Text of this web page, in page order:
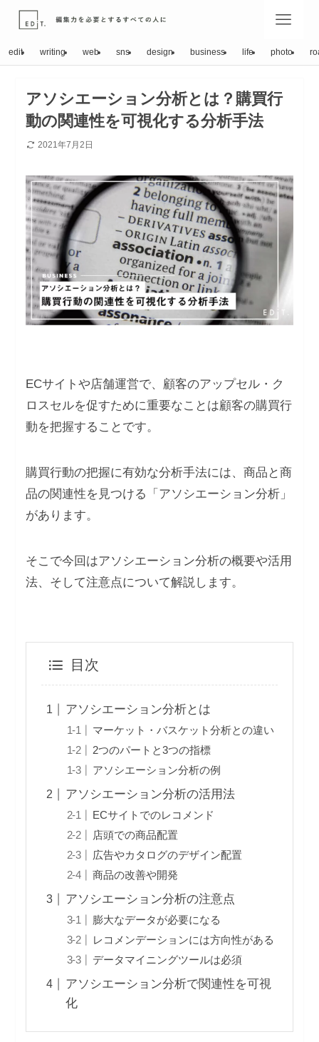
edit writing web sns design business life photo
アソシエーション分析とは？購買行
動の関連性を可視化する分析手法
2021年7月2日
ECサイトや店舗運営で、顧客のアップセル・ク
ロスセルを促すために重要なことは顧客の購買行
動を把握することです。
購買行動の把握に有効な分析手法には、商品と商
品の関連性を見つける「アソシエーション分析」
があります。
そこで今回はアソシエーション分析の概要や活用
法、そして注意点について解説します。
目次
アソシエーション分析とは
マーケット・バスケット分析との違い
2つのパートと3つの指標
アソシエーション分析の例
アソシエーション分析の活用法
ECサイトでのレコメンド
店頭での商品配置
広告やカタログのデザイン配置
商品の改善や開発
アソシエーション分析の注意点
膨大なデータが必要になる
レコメンデーションには方向性がある
データマイニングツールは必須
アソシエーション分析で関連性を可視
化